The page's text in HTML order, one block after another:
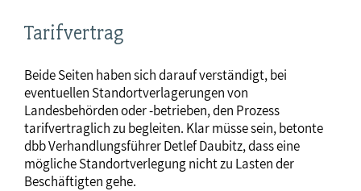
Tarifvertrag
Beide Seiten haben sich darauf verständigt, bei
eventuellen Standortverlagerungen von
Landesbehörden oder -betrieben, den Prozess
tarifvertraglich zu begleiten. Klar müsse sein, betonte
dbb Verhandlungsführer Detlef Daubitz, dass eine
mögliche Standortverlegung nicht zu Lasten der
Beschäftigten gehe.